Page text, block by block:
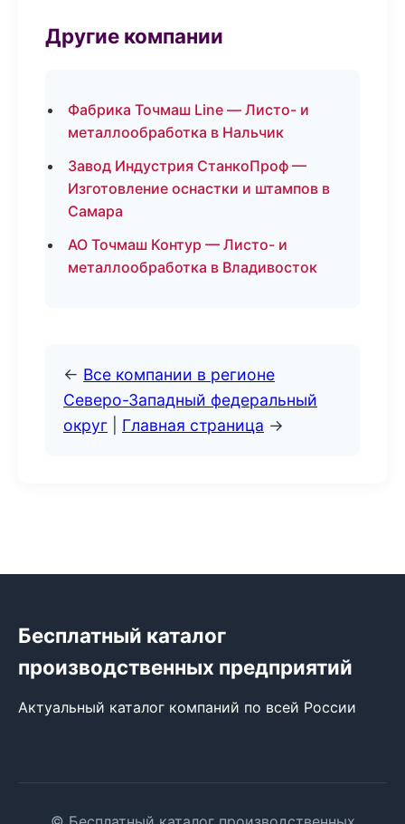
Другие компании
Фабрика Точмаш Line — Листо- и
металлообработка в Нальчик
Завод Индустрия СтанкоПроф —
Изготовление оснастки и штампов в
Самара
АО Точмаш Контур — Листо- и
металлообработка в Владивосток
← Все компании в регионе
Северо-Западный федеральный
округ
Главная страница →
Бесплатный каталог
производственных предприятий
Актуальный каталог компаний по всей России